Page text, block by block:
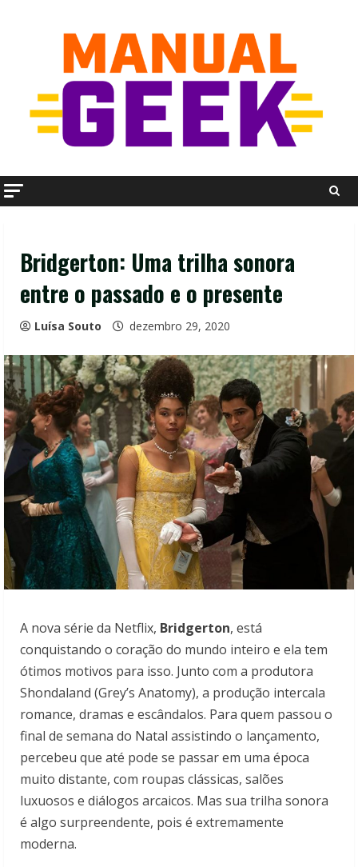
Bridgerton: Uma trilha sonora
entre o passado e o presente
Luísa Souto dezembro 29, 2020
A nova série da Netflix, Bridgerton, está
conquistando o coração do mundo inteiro e ela tem
ótimos motivos para isso. Junto com a produtora
Shondaland (Grey’s Anatomy), a produção intercala
romance, dramas e escândalos. Para quem passou o
final de semana do Natal assistindo o lançamento,
percebeu que até pode se passar em uma época
muito distante, com roupas clássicas, salões
luxuosos e diálogos arcaicos. Mas sua trilha sonora
é algo surpreendente, pois é extremamente
moderna.